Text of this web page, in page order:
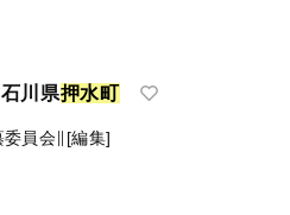
川県押水町
委員会∥[編集]